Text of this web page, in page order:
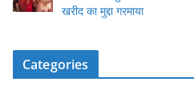
खरीद का मुद्दा गरमाया
Categories